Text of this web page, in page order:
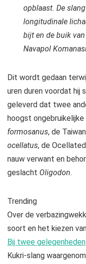
opblaast. De
longitudinale
bijt en de buik
Navapol
Dit wordt gedaan
uren duren voordat hij
geleverd dat twee
hoogst
formosanus, de
ocellatus, de
nauw verwant en
geslacht Oligodon.
Trending
Over de
soort en het kiezen
Bij twee gelegenheden
Kukri-slang